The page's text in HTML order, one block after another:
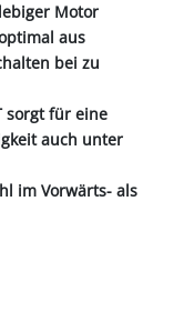
Motor
aus
bei zu
sorgt für eine
auch unter
im Vorwärts- als